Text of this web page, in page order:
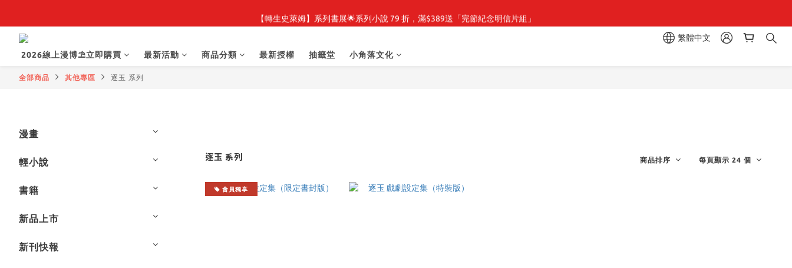
【轉生史萊姆】系列書展🌟系列小說 79 折，滿$389送「完節紀念明信片組」
【轉生史萊姆】系列書展🌟系列小說 79 折，滿$389送「完節紀念明信片組」
繁體中文
2026線上漫博⛱️立即購買
最新活動 商品分類 最新授權 抽籤堂 小角落文化
全部商品 其他專區 逐玉 系列
漫畫
輕小說
書籍
新品上市
新刊快報
逐玉 系列 商品排序 每頁顯示 24 個
會員獨享